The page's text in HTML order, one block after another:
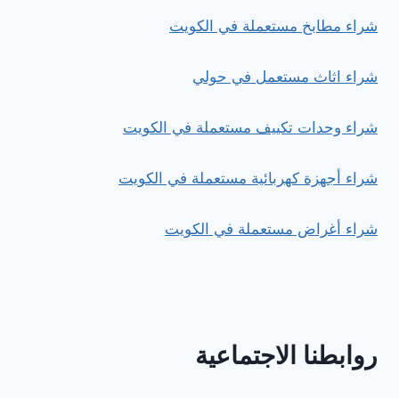
شراء مطابخ مستعملة في الكويت
شراء اثاث مستعمل في حولي
شراء وحدات تكييف مستعملة في الكويت
شراء أجهزة كهربائية مستعملة في الكويت
شراء أغراض مستعملة في الكويت
روابطنا الاجتماعية